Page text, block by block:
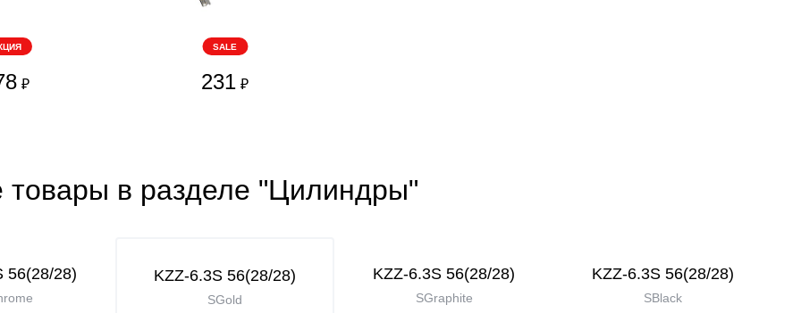
₽
SALE
231 ₽
товары в разделе "Цилиндры"
56(28/28) KZZ-6.3S 56(28/28)
SGold
KZZ-6.3S 56(28/28)
SGraphite
KZZ-6.3S 56(28/28)
SBlack